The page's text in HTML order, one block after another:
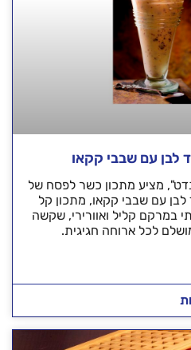
לבן עם שבבי קקאו
מציע מתכון כשר לפסח של
עם שבבי קקאו, מתכון קל
במרקם קליל ואוורירי, שקשה
לכל ארוחה חגיגית.